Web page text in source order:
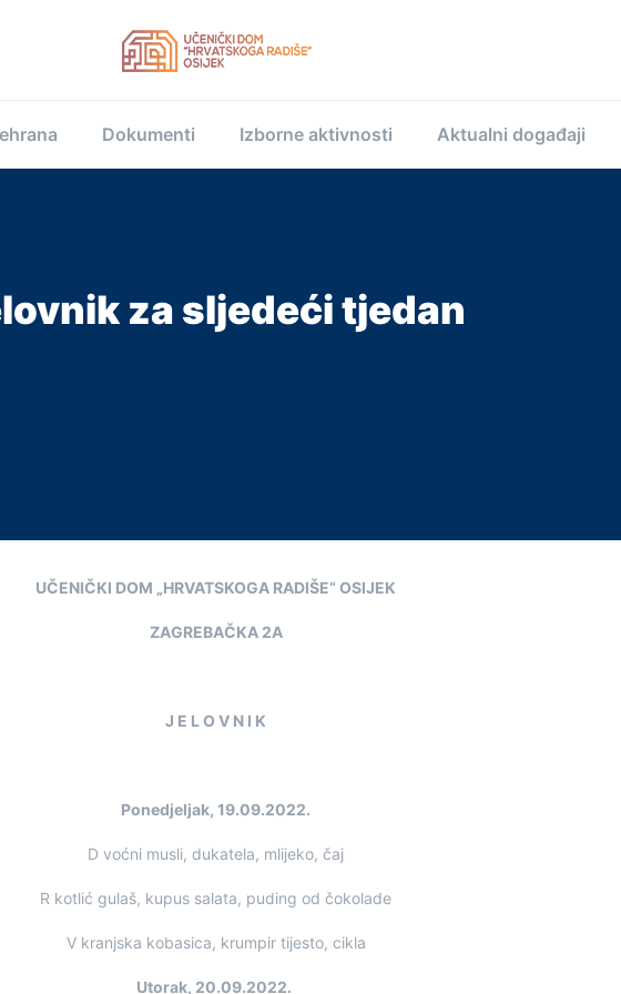
Dokumenti Izborne aktivnosti Aktualni događaji
za sljedeći tjedan
UČENIČKI DOM „HRVATSKOGA RADIŠE“ OSIJEK
ZAGREBAČKA 2A
J E L O V N I K
Ponedjeljak, 19.09.2022.
D voćni musli, dukatela, mlijeko, čaj
R kotlić gulaš, kupus salata, puding od čokolade
V kranjska kobasica, krumpir tijesto, cikla
Utorak, 20.09.2022.